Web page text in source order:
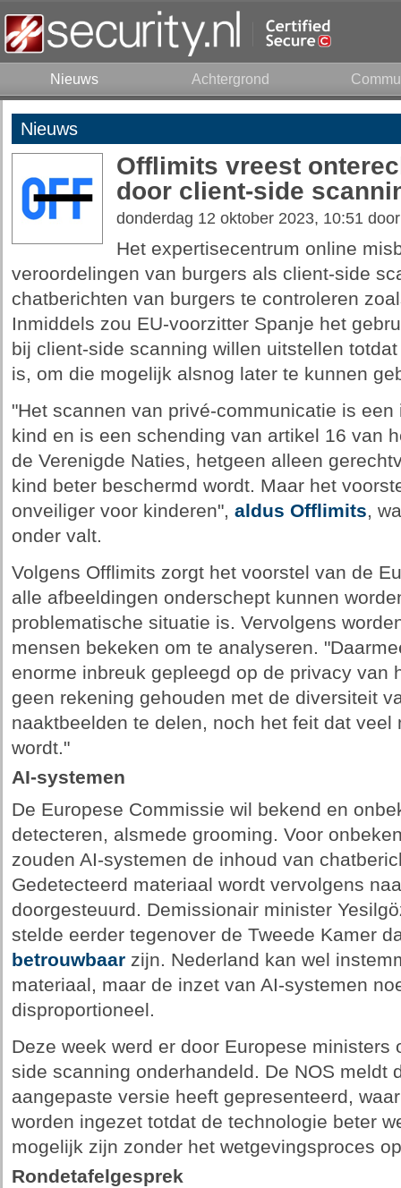
Nieuws Achtergrond
Nieuws
Offlimits vreest
door client-side
donderdag 12 oktober 2023, 10:51
Het expertisecentrum online
veroordelingen van burgers als client-side
chatberichten van burgers te controleren
Inmiddels zou EU-voorzitter Spanje het
bij client-side scanning willen uitstellen
is, om die mogelijk alsnog later te kunnen
"Het scannen van privé-communicatie is
kind en is een schending van artikel 16 van
de Verenigde Naties, hetgeen alleen
kind beter beschermd wordt. Maar het
onveiliger voor kinderen", aldus Offlimits,
onder valt.
Volgens Offlimits zorgt het voorstel van de
alle afbeeldingen onderschept kunnen
problematische situatie is. Vervolgens
mensen bekeken om te analyseren.
enorme inbreuk gepleegd op de privacy van
geen rekening gehouden met de diversiteit
naaktbeelden te delen, noch het feit dat
wordt."
AI-systemen
De Europese Commissie wil bekend en
detecteren, alsmede grooming. Voor
zouden AI-systemen de inhoud van
Gedetecteerd materiaal wordt vervolgens
doorgesteuurd. Demissionair minister
stelde eerder tegenover de Tweede Kamer
betrouwbaarzijn. Nederland kan wel
materiaal, maar de inzet van AI-systemen
disproportioneel.
Deze week werd er door Europese ministers
side scanning onderhandeld. De NOS meldt
aangepaste versie heeft gepresenteerd,
worden ingezet totdat de technologie beter
mogelijk zijn zonder het wetgevingsproces
Rondetafelgesprek